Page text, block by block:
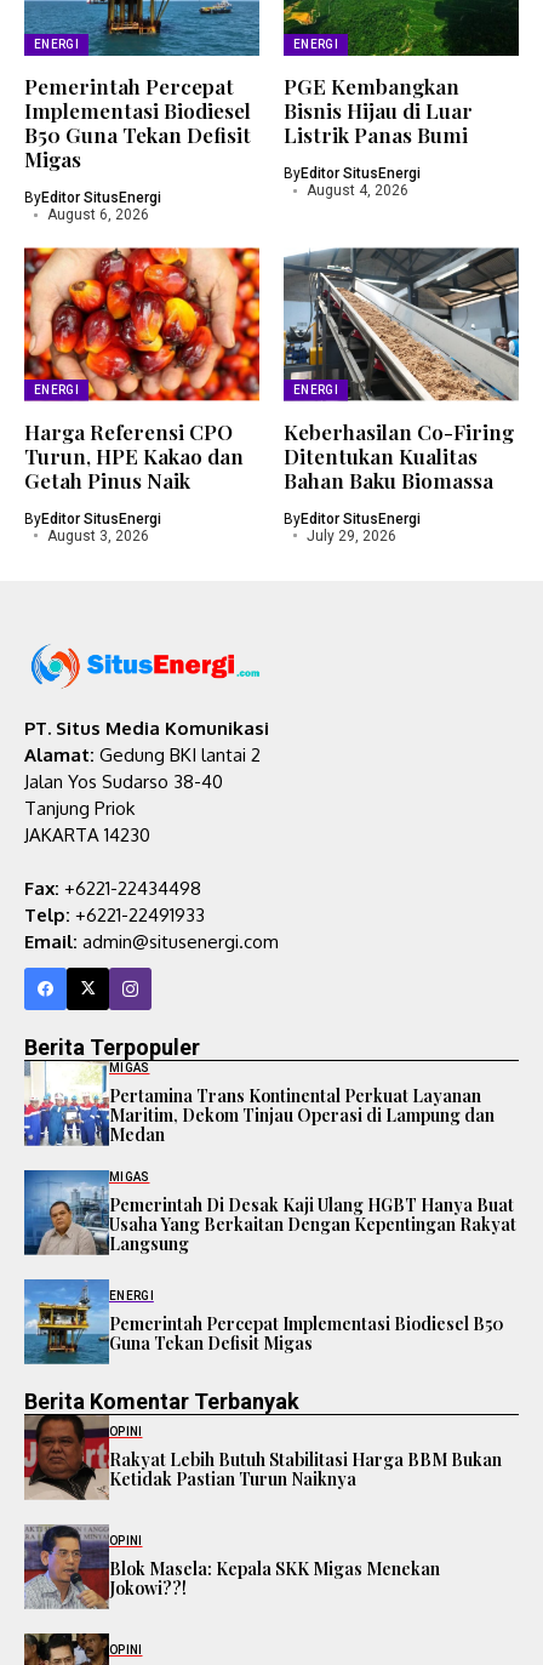
ENERGI
Pemerintah Percepat
Implementasi Biodiesel
B50 Guna Tekan Defisit
Migas
ByEditor SitusEnergi
August 6, 2026
ENERGI
PGE Kembangkan
Bisnis Hijau di Luar
Listrik Panas Bumi
ByEditor SitusEnergi
August 4, 2026
ENERGI
Harga Referensi CPO
Turun, HPE Kakao dan
Getah Pinus Naik
ByEditor SitusEnergi
August 3, 2026
ENERGI
Keberhasilan Co-Firing
Ditentukan Kualitas
Bahan Baku Biomassa
ByEditor SitusEnergi
July 29, 2026
PT. Situs Media Komunikasi
Alamat: Gedung BKI lantai 2
Jalan Yos Sudarso 38-40
Tanjung Priok
JAKARTA 14230
Fax: +6221-22434498
Telp: +6221-22491933
Email: admin@situsenergi.com
Berita Terpopuler
MIGAS
Pertamina Trans Kontinental Perkuat Layanan
Maritim, Dekom Tinjau Operasi di Lampung dan
Medan
MIGAS
Pemerintah Di Desak Kaji Ulang HGBT Hanya Buat
Usaha Yang Berkaitan Dengan Kepentingan Rakyat
Langsung
ENERGI
Pemerintah Percepat Implementasi Biodiesel B50
Guna Tekan Defisit Migas
Berita Komentar Terbanyak
OPINI
Rakyat Lebih Butuh Stabilitasi Harga BBM Bukan
Ketidak Pastian Turun Naiknya
OPINI
Blok Masela: Kepala SKK Migas Menekan
Jokowi??!
OPINI